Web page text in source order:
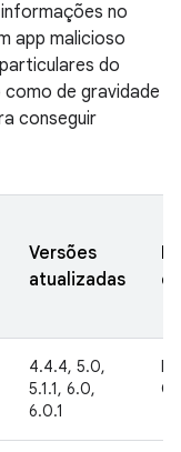
no
app malicioso
do
de gravidade
conseguir
Versões
atualizadas
4.4.4, 5.0,
5.1.1, 6.0,
6.0.1